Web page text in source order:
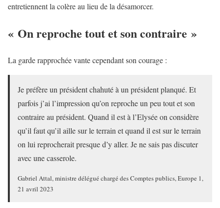
entretiennent la colère au lieu de la désamorcer.
« On reproche tout et son contraire »
La garde rapprochée vante cependant son courage :
Je préfère un président chahuté à un président planqué. Et
parfois j’ai l’impression qu’on reproche un peu tout et son
contraire au président. Quand il est à l’Elysée on considère
qu’il faut qu’il aille sur le terrain et quand il est sur le terrain
on lui reprocherait presque d’y aller. Je ne sais pas discuter
avec une casserole.
Gabriel Attal, ministre délégué chargé des Comptes publics, Europe 1,
21 avril 2023